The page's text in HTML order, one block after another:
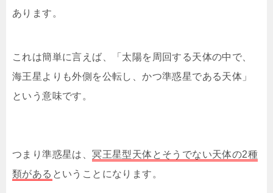
あります。
これは簡単に言えば、「太陽を周回する天体の中で、
海王星よりも外側を公転し、かつ準惑星である天体」
という意味です。
つまり準惑星は、冥王星型天体とそうでない天体の2種
類がある ということになります。